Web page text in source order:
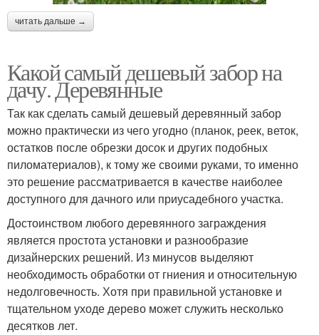
читать дальше →
Какой самый дешевый забор на
дачу. Деревянные
Так как сделать самый дешевый деревянный забор
можно практически из чего угодно (планок, реек, веток,
остатков после обрезки досок и других подобных
пиломатериалов), к тому же своими руками, то именно
это решение рассматривается в качестве наиболее
доступного для дачного или приусадебного участка.
Достоинством любого деревянного заграждения
является простота установки и разнообразие
дизайнерских решений. Из минусов выделяют
необходимость обработки от гниения и относительную
недолговечность. Хотя при правильной установке и
тщательном уходе дерево может служить несколько
десятков лет.